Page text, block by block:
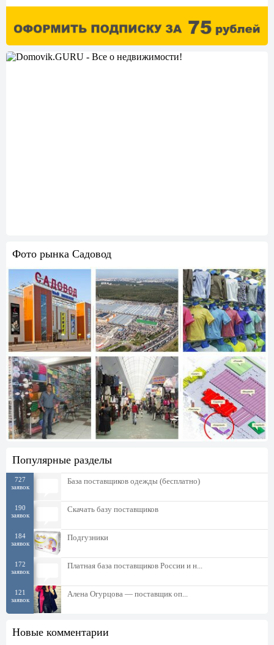
Фото рынка Садовод
Популярные разделы
727
заявок
База поставщиков одежды (бесплатно)
190
заявок
Скачать базу поставщиков
184
заявок
Подгузники
172
заявок
Платная база поставщиков России и н...
121
заявок
Алена Огурцова — поставщик оп...
Новые комментарии